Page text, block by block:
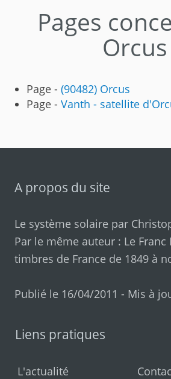
Pages
Orcus
Page - (90482) Orcus
Page - Vanth - satellite
A propos du site
Le système solaire par
Par le même auteur : Le Franc
timbres de France de 1849 à
Publié le 16/04/2011 - Mis à
Liens pratiques
L'actualité